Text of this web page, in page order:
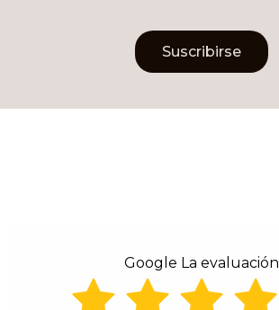
Suscribirse
Google La evaluación